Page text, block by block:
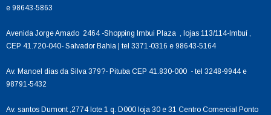
e 98643-5863
Avenida Jorge Amado 2464 -Shopping Imbui Plaza , lojas 113/114-Imbuí ,
CEP 41.720-040- Salvador Bahia | tel 3371-0316 e 98643-5164
Av. Manoel dias da Silva 379?- Pituba CEP 41.830-000 - tel 3248-9944 e
98791-5432
Av. santos Dumont ,2774 lote 1 q. D000 loja 30 e 31 Centro Comercial Ponto